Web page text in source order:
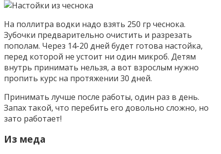
На поллитра водки надо взять 250 гр чеснока.
Зубочки предварительно очистить и разрезать
пополам. Через 14-20 дней будет готова настойка,
перед которой не устоит ни один микроб. Детям
внутрь принимать нельзя, а вот взрослым нужно
пропить курс на протяжении 30 дней.
Принимать лучше после работы, один раз в день.
Запах такой, что перебить его довольно сложно, но
зато работает!
Из меда